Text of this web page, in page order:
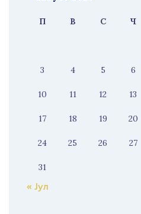
П В С Ч
3 4 5 6
10 11 12 13
17 18 19 20
24 25 26 27
31
« Јул